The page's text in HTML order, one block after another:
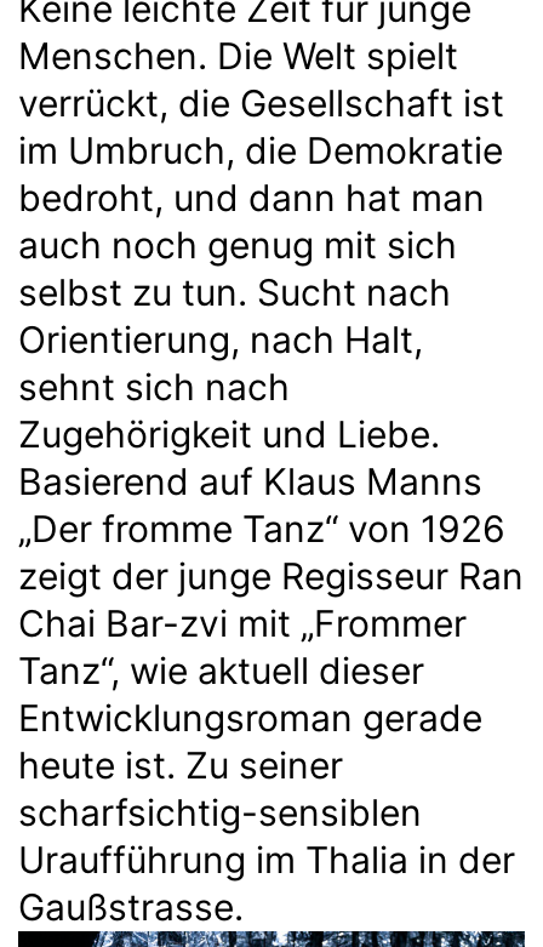
Menschen. Die Welt spielt
verrückt, die Gesellschaft ist
im Umbruch, die Demokratie
bedroht, und dann hat man
auch noch genug mit sich
selbst zu tun. Sucht nach
Orientierung, nach Halt,
sehnt sich nach
Zugehörigkeit und Liebe.
Basierend auf Klaus Manns
„Der fromme Tanz“ von 1926
zeigt der junge Regisseur Ran
Chai Bar-zvi mit „Frommer
Tanz“, wie aktuell dieser
Entwicklungsroman gerade
heute ist. Zu seiner
scharfsichtig-sensiblen
Uraufführung im Thalia in der
Gaußstrasse.